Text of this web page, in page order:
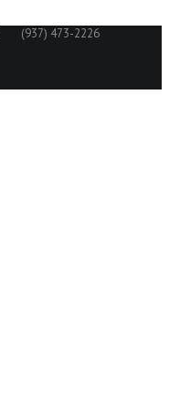
(937) 473-2226